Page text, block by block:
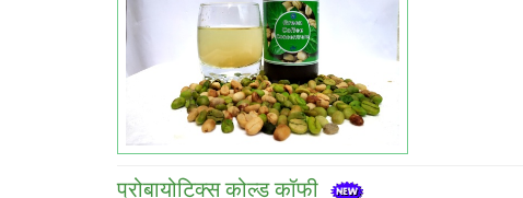
प्रोबायोटिक्स कोल्ड कॉफी